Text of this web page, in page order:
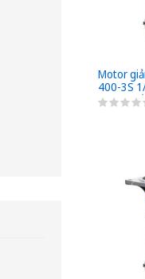
Motor
400-3S
- 1/3 -
220/